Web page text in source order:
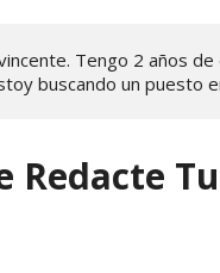
Tengo 2 años
buscando un puesto
Redacte